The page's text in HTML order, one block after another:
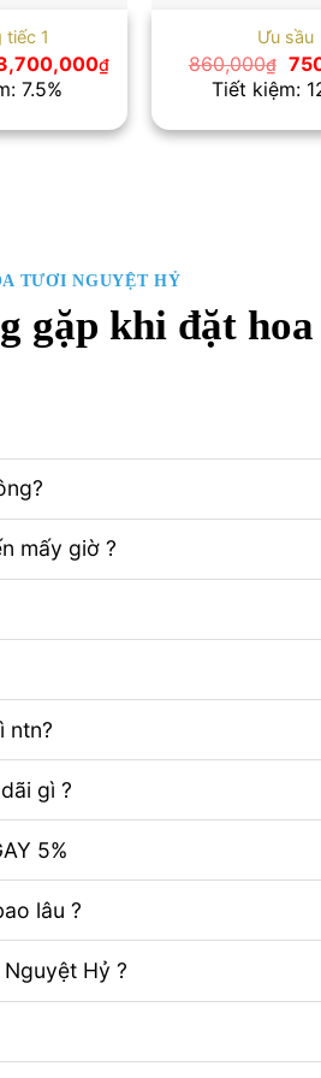
tiếc 1
₫Giá
hiện
là:
3,700,000₫.
7.5%
Ưu sầu
860,000₫
Giá
gốc
là:
Tiết kiệm:
TƯƠI NGUYỆT HỶ
gặp khi đặt
mấy giờ ?
ntn?
gì ?
5%
lâu ?
Hỷ ?